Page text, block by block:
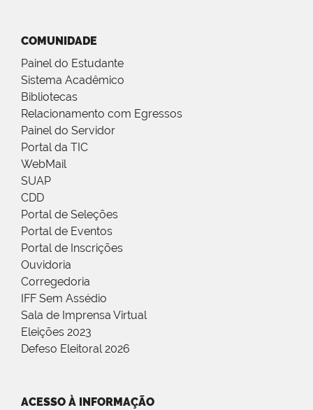
COMUNIDADE
Painel do Estudante
Sistema Acadêmico
Bibliotecas
Relacionamento com Egressos
Painel do Servidor
Portal da TIC
WebMail
SUAP
CDD
Portal de Seleções
Portal de Eventos
Portal de Inscrições
Ouvidoria
Corregedoria
IFF Sem Assédio
Sala de Imprensa Virtual
Eleições 2023
Defeso Eleitoral 2026
ACESSO À INFORMAÇÃO